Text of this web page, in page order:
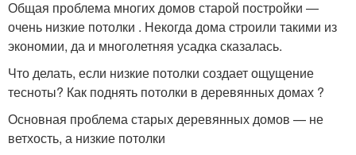
Общая проблема многих домов старой постройки —
очень низкие потолки . Некогда дома строили такими из
экономии, да и многолетняя усадка сказалась.
Что делать, если низкие потолки создает ощущение
тесноты? Как поднять потолки в деревянных домах ?
Основная проблема старых деревянных домов — не
ветхость, а низкие потолки